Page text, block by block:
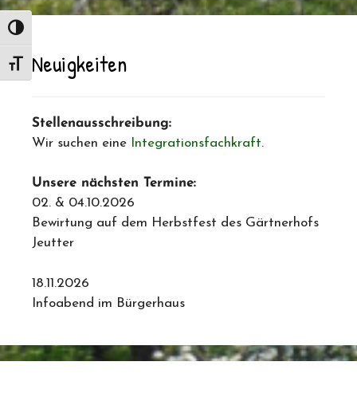
Umschalten auf hohe Kontraste
Schrift vergrößern
Neuigkeiten
Stellenausschreibung:
Wir suchen eine
Integrationsfachkraft.
Unsere nächsten Termine:
02. & 04.10.2026
Bewirtung auf dem Herbstfest des Gärtnerhofs
Jeutter
18.11.2026
Infoabend im Bürgerhaus